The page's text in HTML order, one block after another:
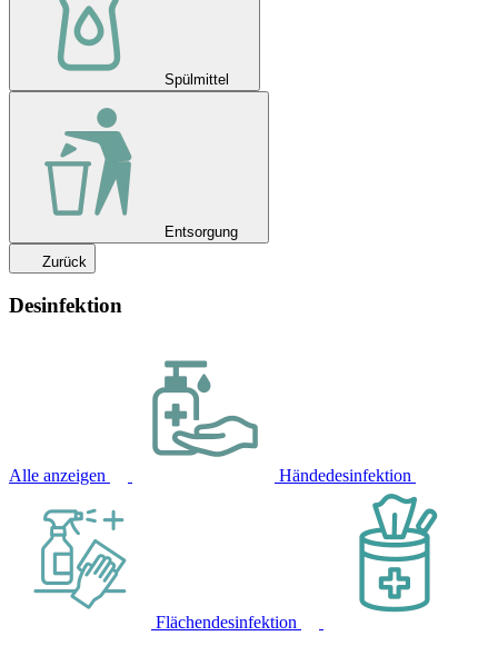
Spülmittel
Entsorgung
Zurück
Desinfektion
Alle anzeigen Händedesinfektion
Flächendesinfektion